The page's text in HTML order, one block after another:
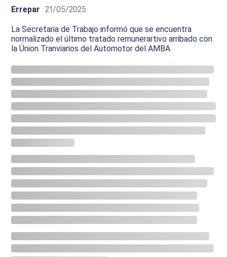
Errepar 21/05/2025
La Secretaria de Trabajo informó que se encuentra
normalizado el último tratado remunerartivo arribado con
la Únion Tranviarios del Automotor del AMBA